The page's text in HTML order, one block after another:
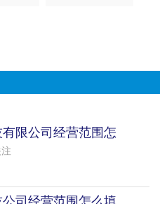
限公司经营范围怎
个模板）